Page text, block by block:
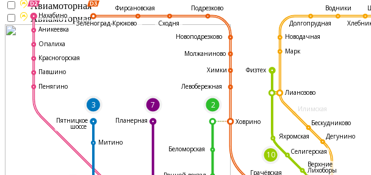
Илимская
3 7 2
10
Фирсановская
Сходня
Подрезково
Новоподрезково
Молжаниново
Химки
Левобережная
Ховрино
Грачёвская
Митино
Нахабино
Аникеевка
Опалиха
Красногорская
Павшино
Пенягино
Пятницкое
шоссе
Планерная
Дегунино
Бескудниково
Верхние
Лихоборы
Селигерская
Физтех
Яхромская
Марк
Лианозово
Новодачная
Беломорская
Долгопрудная
Водники
Зеленоград-Крюково
Авиамоторная
Авиамоторная